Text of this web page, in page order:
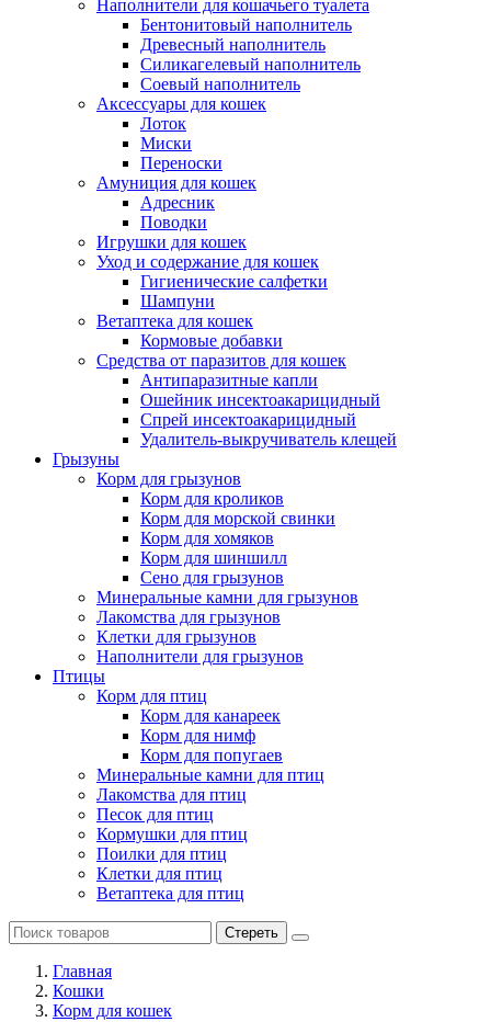
Наполнители для кошачьего туалета
Бентонитовый наполнитель
Древесный наполнитель
Силикагелевый наполнитель
Соевый наполнитель
Аксессуары для кошек
Лоток
Миски
Переноски
Амуниция для кошек
Адресник
Поводки
Игрушки для кошек
Уход и содержание для кошек
Гигиенические салфетки
Шампуни
Ветаптека для кошек
Кормовые добавки
Средства от паразитов для кошек
Антипаразитные капли
Ошейник инсектоакарицидный
Спрей инсектоакарицидный
Удалитель-выкручиватель клещей
Грызуны
Корм для грызунов
Корм для кроликов
Корм для морской свинки
Корм для хомяков
Корм для шиншилл
Сено для грызунов
Минеральные камни для грызунов
Лакомства для грызунов
Клетки для грызунов
Наполнители для грызунов
Птицы
Корм для птиц
Корм для канареек
Корм для нимф
Корм для попугаев
Минеральные камни для птиц
Лакомства для птиц
Песок для птиц
Кормушки для птиц
Поилки для птиц
Клетки для птиц
Ветаптека для птиц
Стереть
Главная
Кошки
Корм для кошек